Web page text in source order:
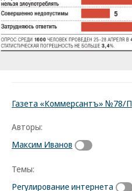
Газета «Коммерсантъ» №78/П
Авторы:
Максим Иванов
Темы:
Регулирование интернета